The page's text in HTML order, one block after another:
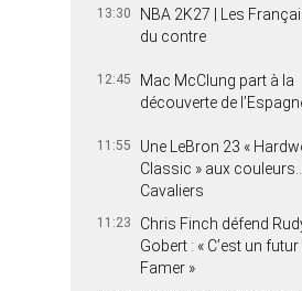
13:30
NBA 2K27 | Les
du contre
12:45
Mac McClung part à la
découverte de
11:55
Une LeBron 23 «
Classic » aux
Cavaliers
11:23
Chris Finch défend
Gobert : « C’est un
Famer »